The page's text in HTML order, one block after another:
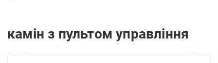
камін з пультом управління